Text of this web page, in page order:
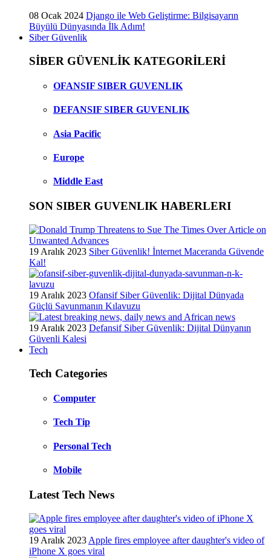
08 Ocak 2024 Django ile Web Geliştirme: Bilgisayarın
Büyülü Dünyasında İlk Adım!
Siber Güvenlik
SİBER GÜVENLİK KATEGORİLERİ
OFANSIF SIBER GUVENLIK
DEFANSIF SIBER GUVENLIK
Asia Pacific
Europe
Middle East
SON SIBER GUVENLIK HABERLERI
19 Aralık 2023 Siber Güvenlik! İnternet Maceranda Güvende
Kal!
19 Aralık 2023 Ofansif Siber Güvenlik: Dijital Dünyada
Güçlü Savunmanın Kılavuzu
19 Aralık 2023 Defansif Siber Güvenlik: Dijital Dünyanın
Güvenli Kalesi
Tech
Tech Categories
Computer
Tech Tip
Personal Tech
Mobile
Latest Tech News
19 Aralık 2023 Apple fires employee after daughter's video of
iPhone X goes viral